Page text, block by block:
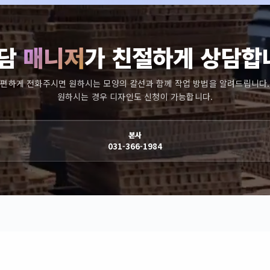
매니저가 친절하게 상담합
편하게 전화주시면 원하시는 모양의 칼선과 함께 작업 방법을 알려드립니다.
원하시는 경우 디자인도 신청이 가능합니다.
본사
031-366-1984